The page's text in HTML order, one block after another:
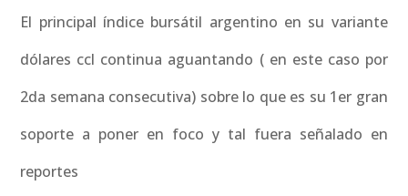
El principal índice bursátil argentino en su variante
dólares ccl continua aguantando ( en este caso por
2da semana consecutiva) sobre lo que es su 1er gran
soporte a poner en foco y tal fuera señalado en
reportes